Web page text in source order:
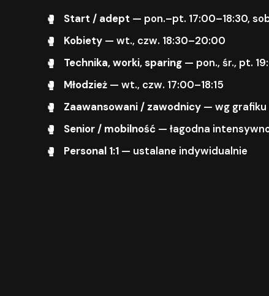
Start / adept — pon.–pt. 17:00–18:30,
Kobiety — wt., czw. 18:30–20:00
Technika, worki, sparing — pon., śr., pt.
Młodzież — wt., czw. 17:00–18:15
Zaawansowani / zawodnicy — wg
Senior / mobilność — łagodna
Personal 1:1 — ustalane indywidualnie